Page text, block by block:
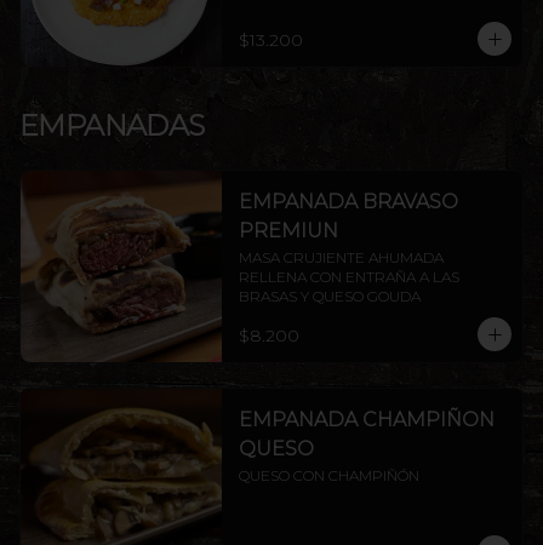
$13.200
EMPANADAS
EMPANADA BRAVASO
PREMIUN
MASA CRUJIENTE AHUMADA
RELLENA CON ENTRAÑA A LAS
BRASAS Y QUESO GOUDA
$8.200
EMPANADA CHAMPIÑON
QUESO
QUESO CON CHAMPIÑÓN